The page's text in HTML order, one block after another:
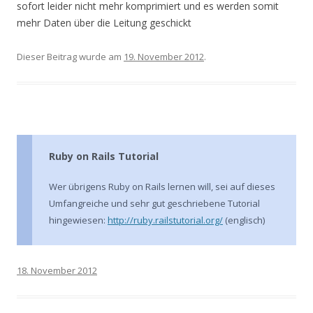
sofort leider nicht mehr komprimiert und es werden somit
mehr Daten über die Leitung geschickt
Dieser Beitrag wurde am 19. November 2012.
Ruby on Rails Tutorial
Wer übrigens Ruby on Rails lernen will, sei auf dieses
Umfangreiche und sehr gut geschriebene Tutorial
hingewiesen: http://ruby.railstutorial.org/ (englisch)
18. November 2012